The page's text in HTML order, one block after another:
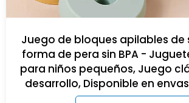
Juego de bloques apilables de
forma de pera sin BPA -
para niños pequeños, Juego
desarrollo, Disponible en